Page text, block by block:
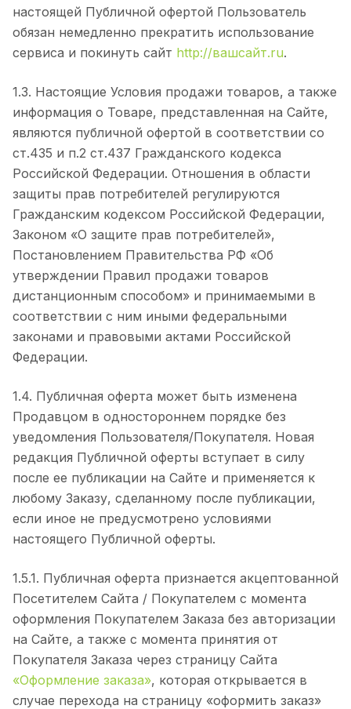
настоящей Публичной офертой Пользователь
обязан немедленно прекратить использование
сервиса и покинуть сайт http://вашсайт.ru.
1.3. Настоящие Условия продажи товаров, а также
информация о Товаре, представленная на Сайте,
являются публичной офертой в соответствии со
ст.435 и п.2 ст.437 Гражданского кодекса
Российской Федерации. Отношения в области
защиты прав потребителей регулируются
Гражданским кодексом Российской Федерации,
Законом «О защите прав потребителей»,
Постановлением Правительства РФ «Об
утверждении Правил продажи товаров
дистанционным способом» и принимаемыми в
соответствии с ним иными федеральными
законами и правовыми актами Российской
Федерации.
1.4. Публичная оферта может быть изменена
Продавцом в одностороннем порядке без
уведомления Пользователя/Покупателя. Новая
редакция Публичной оферты вступает в силу
после ее публикации на Сайте и применяется к
любому Заказу, сделанному после публикации,
если иное не предусмотрено условиями
настоящего Публичной оферты.
1.5.1. Публичная оферта признается акцептованной
Посетителем Сайта / Покупателем с момента
оформления Покупателем Заказа без авторизации
на Сайте, а также с момента принятия от
Покупателя Заказа через страницу Сайта
«Оформление заказа», которая открывается в
случае перехода на страницу «оформить заказ»